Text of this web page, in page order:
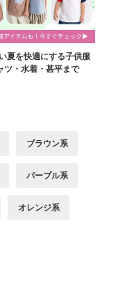
夏を快適にする子供服
ツ・水着・甚平まで
ブラウン系
パープル系
オレンジ系